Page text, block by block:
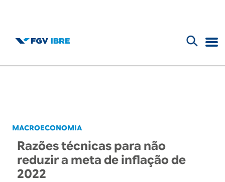
B
g
o
á
MACROECONOMIA
Razões técnicas para não
reduzir a meta de inflação de
2022